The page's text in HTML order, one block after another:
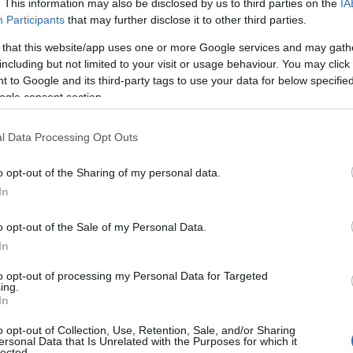
This information may also be disclosed by us to third parties on the
Participants that may further disclose it to other third parties.
that this website/app uses one or more Google services and may
but not limited to your visit or usage behaviour. You may
to Google and its third-party tags to use your data for below
consent section.
Data Processing Opt Outs
opt-out of the Sharing of my personal data.
opt-out of the Sale of my Personal Data.
opt-out of processing my Personal Data for Targeted
opt-out of Collection, Use, Retention, Sale, and/or Sharing
Data that Is Unrelated with the Purposes for which it
ingatlant birtokló Közép- és Kelet-európai
a magyar emlékezetpolitika egyik
az Index.
alapítványhoz tartozik a Terror Háza
Intézet, a XXI. Század Intézet, a
Történeti Intézet, valamint a
a 2021. évi XLVIII. törvény rögzíti,
történelem, különösen a diktatúrák
meg elsődleges feladatként.
szakmai arca évek óta